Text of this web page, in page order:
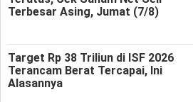
Terbesar Asing, Jumat (7/8)
Target Rp 38 Triliun di ISF 2026
Terancam Berat Tercapai, Ini
Alasannya